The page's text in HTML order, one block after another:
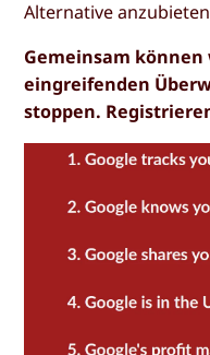
Alternative
Gemeinsam
eingreifenden
stoppen.